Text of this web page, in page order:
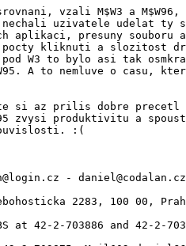
vzali M$W3 a
nechali uzivatele udelat ty
aplikaci, presuny souboru
kliknuti a slozitost
W3 to bylo asi tak
A to nemluve o casu,
si az prilis dobre precetl
zvysi produktivitu a
:(
-
2283, 100 00,
at 42-2-703886 and 42-2-